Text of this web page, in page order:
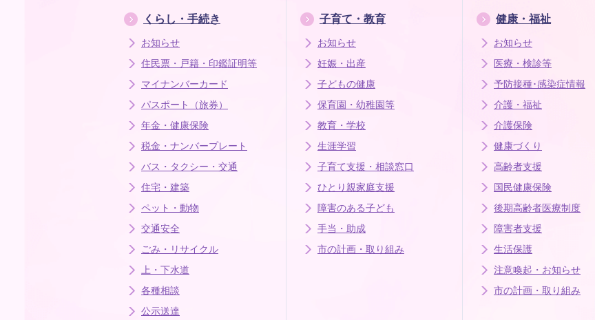
くらし・手続き
お知らせ
住民票・戸籍・印鑑証明等
マイナンバーカード
パスポート（旅券）
年金・健康保険
税金・ナンバープレート
バス・タクシー・交通
住宅・建築
ペット・動物
交通安全
ごみ・リサイクル
上・下水道
各種相談
公示送達
子育て・教育
お知らせ
妊娠・出産
子どもの健康
保育園・幼稚園等
教育・学校
生涯学習
子育て支援・相談窓口
ひとり親家庭支援
障害のある子ども
手当・助成
市の計画・取り組み
健康・福祉
お知らせ
医療・検診等
予防接種･感染症情報
介護・福祉
介護保険
健康づくり
高齢者支援
国民健康保険
後期高齢者医療制度
障害者支援
生活保護
注意喚起・お知らせ
市の計画・取り組み